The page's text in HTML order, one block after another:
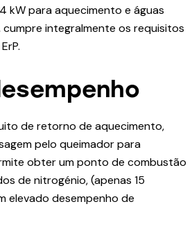
kW para aquecimento e águas
integralmente os requisitos
de retorno de aquecimento,
pelo queimador para
obter um ponto de combustão
de nitrogénio, (apenas 15
elevado desempenho de